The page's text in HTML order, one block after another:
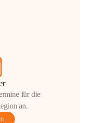
für die
an.